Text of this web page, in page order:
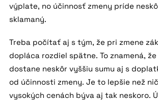
výplate, no účinnosť zmeny príde
sklamaný.
Treba počítať aj s tým, že pri zmene
dopláca rozdiel spätne. To znamená,
dostane neskôr vyššiu sumu aj s
od účinnosti zmeny. Je to lepšie než
vysokých cenách býva aj tak neskoro.